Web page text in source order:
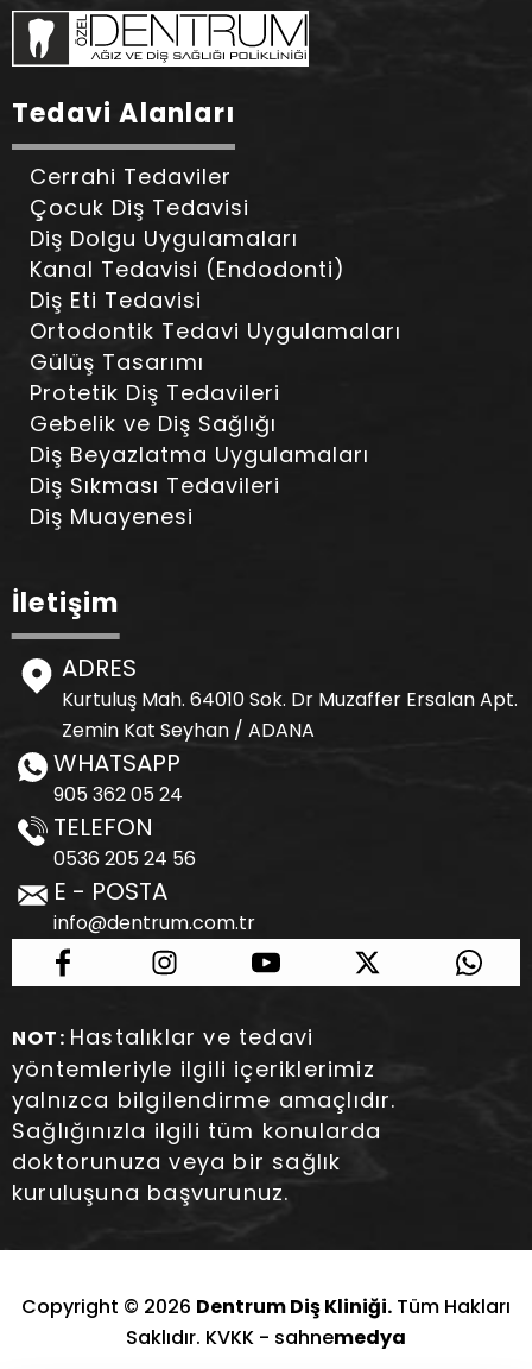
Tedavi Alanları
Cerrahi Tedaviler
Çocuk Diş Tedavisi
Diş Dolgu Uygulamaları
Kanal Tedavisi (Endodonti)
Diş Eti Tedavisi
Ortodontik Tedavi Uygulamaları
Gülüş Tasarımı
Protetik Diş Tedavileri
Gebelik ve Diş Sağlığı
Diş Beyazlatma Uygulamaları
Diş Sıkması Tedavileri
Diş Muayenesi
İletişim
ADRES
Kurtuluş Mah. 64010 Sok. Dr Muzaffer Ersalan Apt.
Zemin Kat Seyhan / ADANA
WHATSAPP
905 362 05 24
TELEFON
0536 205 24 56
E - POSTA
info@dentrum.com.tr
NOT: Hastalıklar ve tedavi
yöntemleriyle ilgili içeriklerimiz
yalnızca bilgilendirme amaçlıdır.
Sağlığınızla ilgili tüm konularda
doktorunuza veya bir sağlık
kuruluşuna başvurunuz.
Copyright © 2026 Dentrum Diş Kliniği. Tüm Hakları
Saklıdır. KVKK - sahnemedya